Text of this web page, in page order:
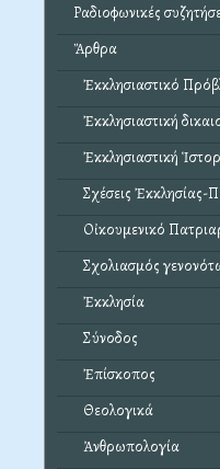
Ραδιοφωνικές
Ἄρθρα
Ἐκκλησιαστικό
Ἐκκλησιαστική
Ἐκκλησιαστική
Σχέσεις Ἐκκλησίας-
Οἰκουμενικό
Σχολιασμός
Ἐκκλησία
Σύνοδος
Ἐπίσκοπος
Θεολογικά
Ἀνθρωπολογία